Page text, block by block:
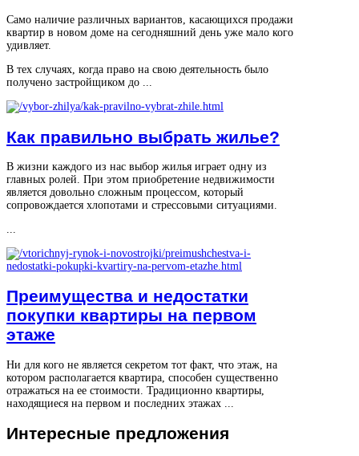
Само наличие различных вариантов, касающихся продажи
квартир в новом доме на сегодняшний день уже мало кого
удивляет.
В тех случаях, когда право на свою деятельность было
получено застройщиком до ...
Как правильно выбрать жилье?
В жизни каждого из нас выбор жилья играет одну из
главных ролей. При этом приобретение недвижимости
является довольно сложным процессом, который
сопровождается хлопотами и стрессовыми ситуациями.
...
Преимущества и недостатки
покупки квартиры на первом
этаже
Ни для кого не является секретом тот факт, что этаж, на
котором располагается квартира, способен существенно
отражаться на ее стоимости. Традиционно квартиры,
находящиеся на первом и последних этажах ...
Интересные предложения